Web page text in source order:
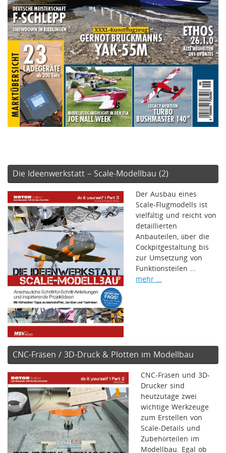
Die Ideenwerkstatt – Scale-Modellbau (2)
Der Ausbau eines
Scale-Flugmodells ist
vielfältig und reicht von
detaillierten
Anbauteilen, über die
Cockpitgestaltung bis
zur Umsetzung von
Funktionsteilen …
mehr …
CNC-Fräsen / 3D-Druck & Plotten im Modellbau
CNC-Fräsen und 3D-
Drucker sind
heutzutage zwei
wichtige Werkzeuge
zum Erstellen von
Scale-Details und
Zubehörteilen im
Modellbau. Egal ob